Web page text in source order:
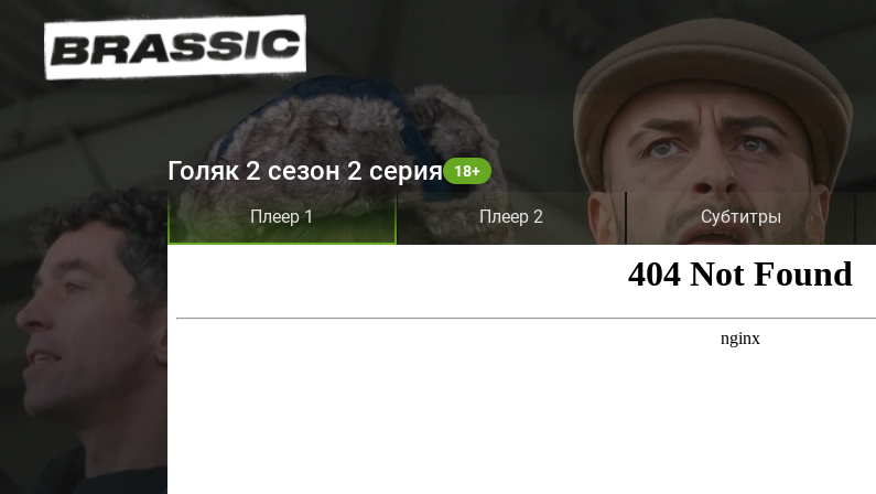
Голяк 2 сезон 2 серия
Плеер 1 Плеер 2 Субтитры